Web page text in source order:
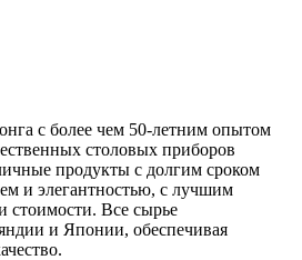
с более чем 50-летним опытом
столовых приборов
продукты с долгим сроком
и элегантностью, с лучшим
стоимости. Все сырье
и Японии, обеспечивая